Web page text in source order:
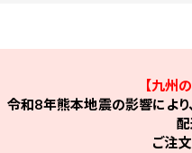
【九州
令和8年熊本地震の影響により
ご注